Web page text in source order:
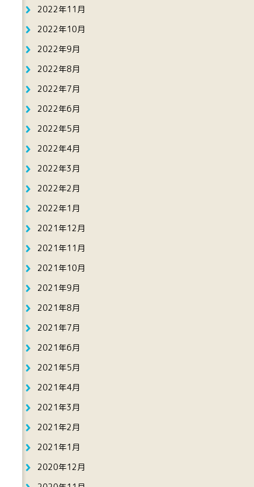
2022年11月
2022年10月
2022年9月
2022年8月
2022年7月
2022年6月
2022年5月
2022年4月
2022年3月
2022年2月
2022年1月
2021年12月
2021年11月
2021年10月
2021年9月
2021年8月
2021年7月
2021年6月
2021年5月
2021年4月
2021年3月
2021年2月
2021年1月
2020年12月